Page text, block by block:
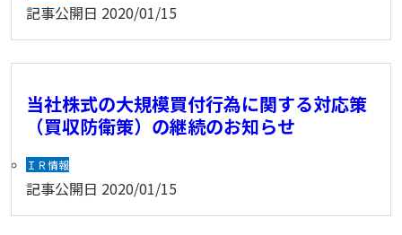
記事公開日 2020/01/15
当社株式の大規模買付行為に関する対応策
（買収防衛策）の継続のお知らせ
ＩＲ情報
記事公開日 2020/01/15